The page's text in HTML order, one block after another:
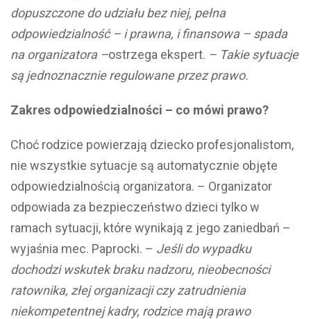
dopuszczone do udziału bez niej, pełna
odpowiedzialność – i prawna, i finansowa – spada
na organizatora –ostrzega ekspert. – Takie sytuacje
są jednoznacznie regulowane przez prawo.
Zakres odpowiedzialności – co mówi prawo?
Choć rodzice powierzają dziecko profesjonalistom,
nie wszystkie sytuacje są automatycznie objęte
odpowiedzialnością organizatora. – Organizator
odpowiada za bezpieczeństwo dzieci tylko w
ramach sytuacji, które wynikają z jego zaniedbań –
wyjaśnia mec. Paprocki. – Jeśli do wypadku
dochodzi wskutek braku nadzoru, nieobecności
ratownika, złej organizacji czy zatrudnienia
niekompetentnej kadry, rodzice mają prawo